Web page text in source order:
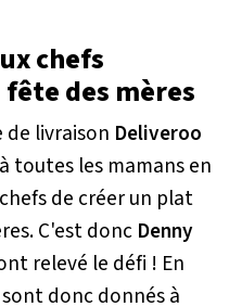
chefs
des mères
livraison Deliveroo
toutes les mamans en
de créer un plat
C'est donc Denny
relevé le défi ! En
donc donnés à